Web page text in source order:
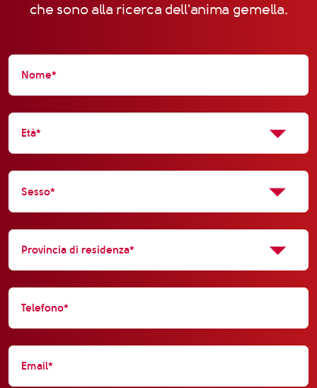
che sono alla ricerca dell'anima gemella.